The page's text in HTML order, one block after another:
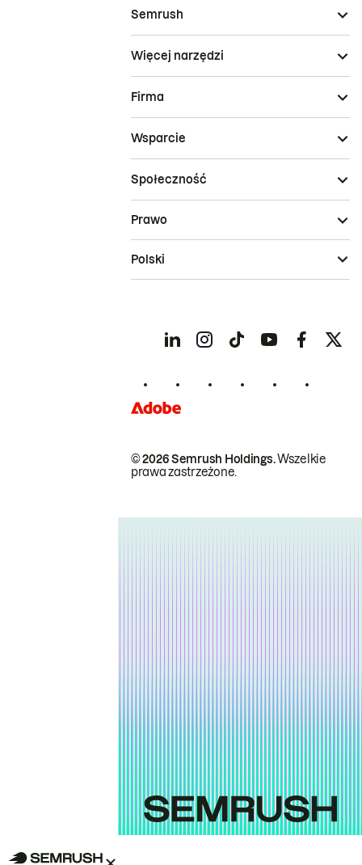
Semrush
Więcej narzędzi
Firma
Wsparcie
Społeczność
© 2026 Semrush Holdings.Wszelkie
prawa zastrzeżone.
Prawo
Polski